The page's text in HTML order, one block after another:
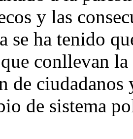
y las
se ha tenido
conllevan
de ciudadanos
de sistema